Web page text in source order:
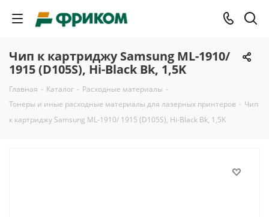
Чип к картриджу Samsung ML-1910/
1915 (D105S), Hi-Black Bk, 1,5K
Главная - Каталог - Расходные материалы -
Тонеры и иные расходные материалы для лазерных принтеров - Чип
к картриджу Samsung ML-1910/ 1915 (D105S), Hi-Black Bk, 1,5K